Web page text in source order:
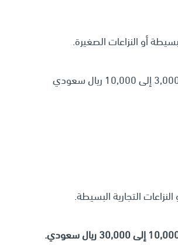
أو النزاعات الصغيرة.
التجارية البسيطة.
إلى 30,000 ريال سعودي.